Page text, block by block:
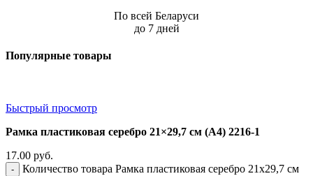
По всей Беларуси
до 7 дней
Популярные товары
Быстрый просмотр
Рамка пластиковая серебро 21×29,7 см (А4) 2216-1
17.00 руб.
Количество товара Рамка пластиковая серебро 21x29,7 см